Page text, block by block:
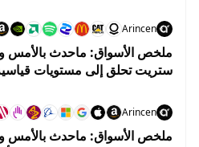
Arincen
ستريت تحلق إلى مستويات قياسية
Arincen